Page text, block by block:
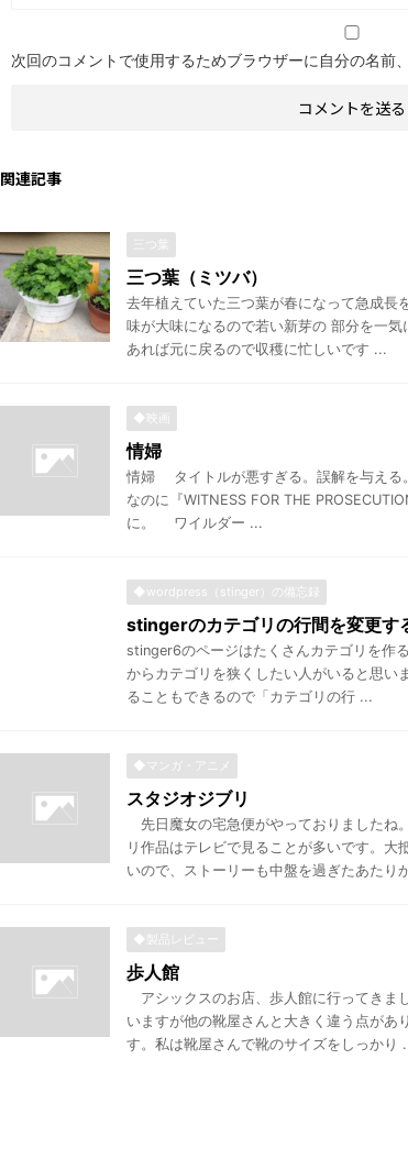
次回のコメントで使用するためブラウザーに自分の名前
関連記事
三つ葉
三つ葉（ミツバ）
去年植えていた三つ葉が春になって急成長
味が大味になるので若い新芽の 部分を一
あれば元に戻るので収穫に忙しいです ...
◆映画
情婦
情婦 タイトルが悪すぎる。誤解を与える
なのに『WITNESS FOR THE
に。 ワイルダー ...
◆wordpress（stinger）の備忘録
stingerのカテゴリの行間を変更す
stinger6のページはたくさんカテゴリを作
からカテゴリを狭くしたい人がいると思い
ることもできるので「カテゴリの行 ...
◆マンガ・アニメ
スタジオジブリ
先日魔女の宅急便がやっておりましたね
リ作品はテレビで見ることが多いです。
いので、ストーリーも中盤を過ぎたあたり
◆製品レビュー
歩人館
アシックスのお店、歩人館に行ってき
いますが他の靴屋さんと大きく違う点があ
す。私は靴屋さんで靴のサイズをしっかり